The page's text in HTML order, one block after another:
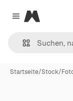
Close menu
Magnific
Startseite/Stock/